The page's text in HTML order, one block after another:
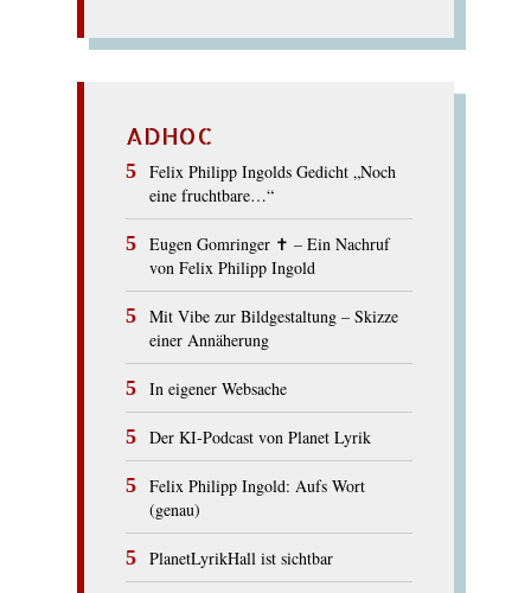
ADHOC
Felix Philipp Ingolds Gedicht „Noch
eine fruchtbare…“
Eugen Gomringer ✝︎ – Ein Nachruf
von Felix Philipp Ingold
Mit Vibe zur Bildgestaltung – Skizze
einer Annäherung
In eigener Websache
Der KI-Podcast von Planet Lyrik
Felix Philipp Ingold: Aufs Wort
(genau)
PlanetLyrikHall ist sichtbar